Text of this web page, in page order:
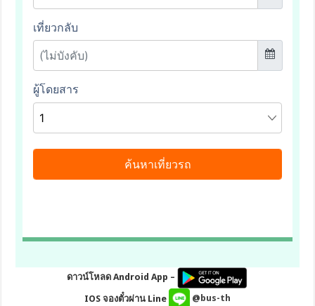
ดาวน์โหลด Android App –
IOS จองตั๋วผ่าน Line
@bus-th